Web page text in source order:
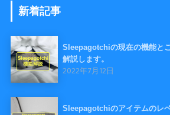
新着記事
Sleepagotchiの現在の機能と
解説します。
2022年7月12日
Sleepagotchiのアイテムのレ